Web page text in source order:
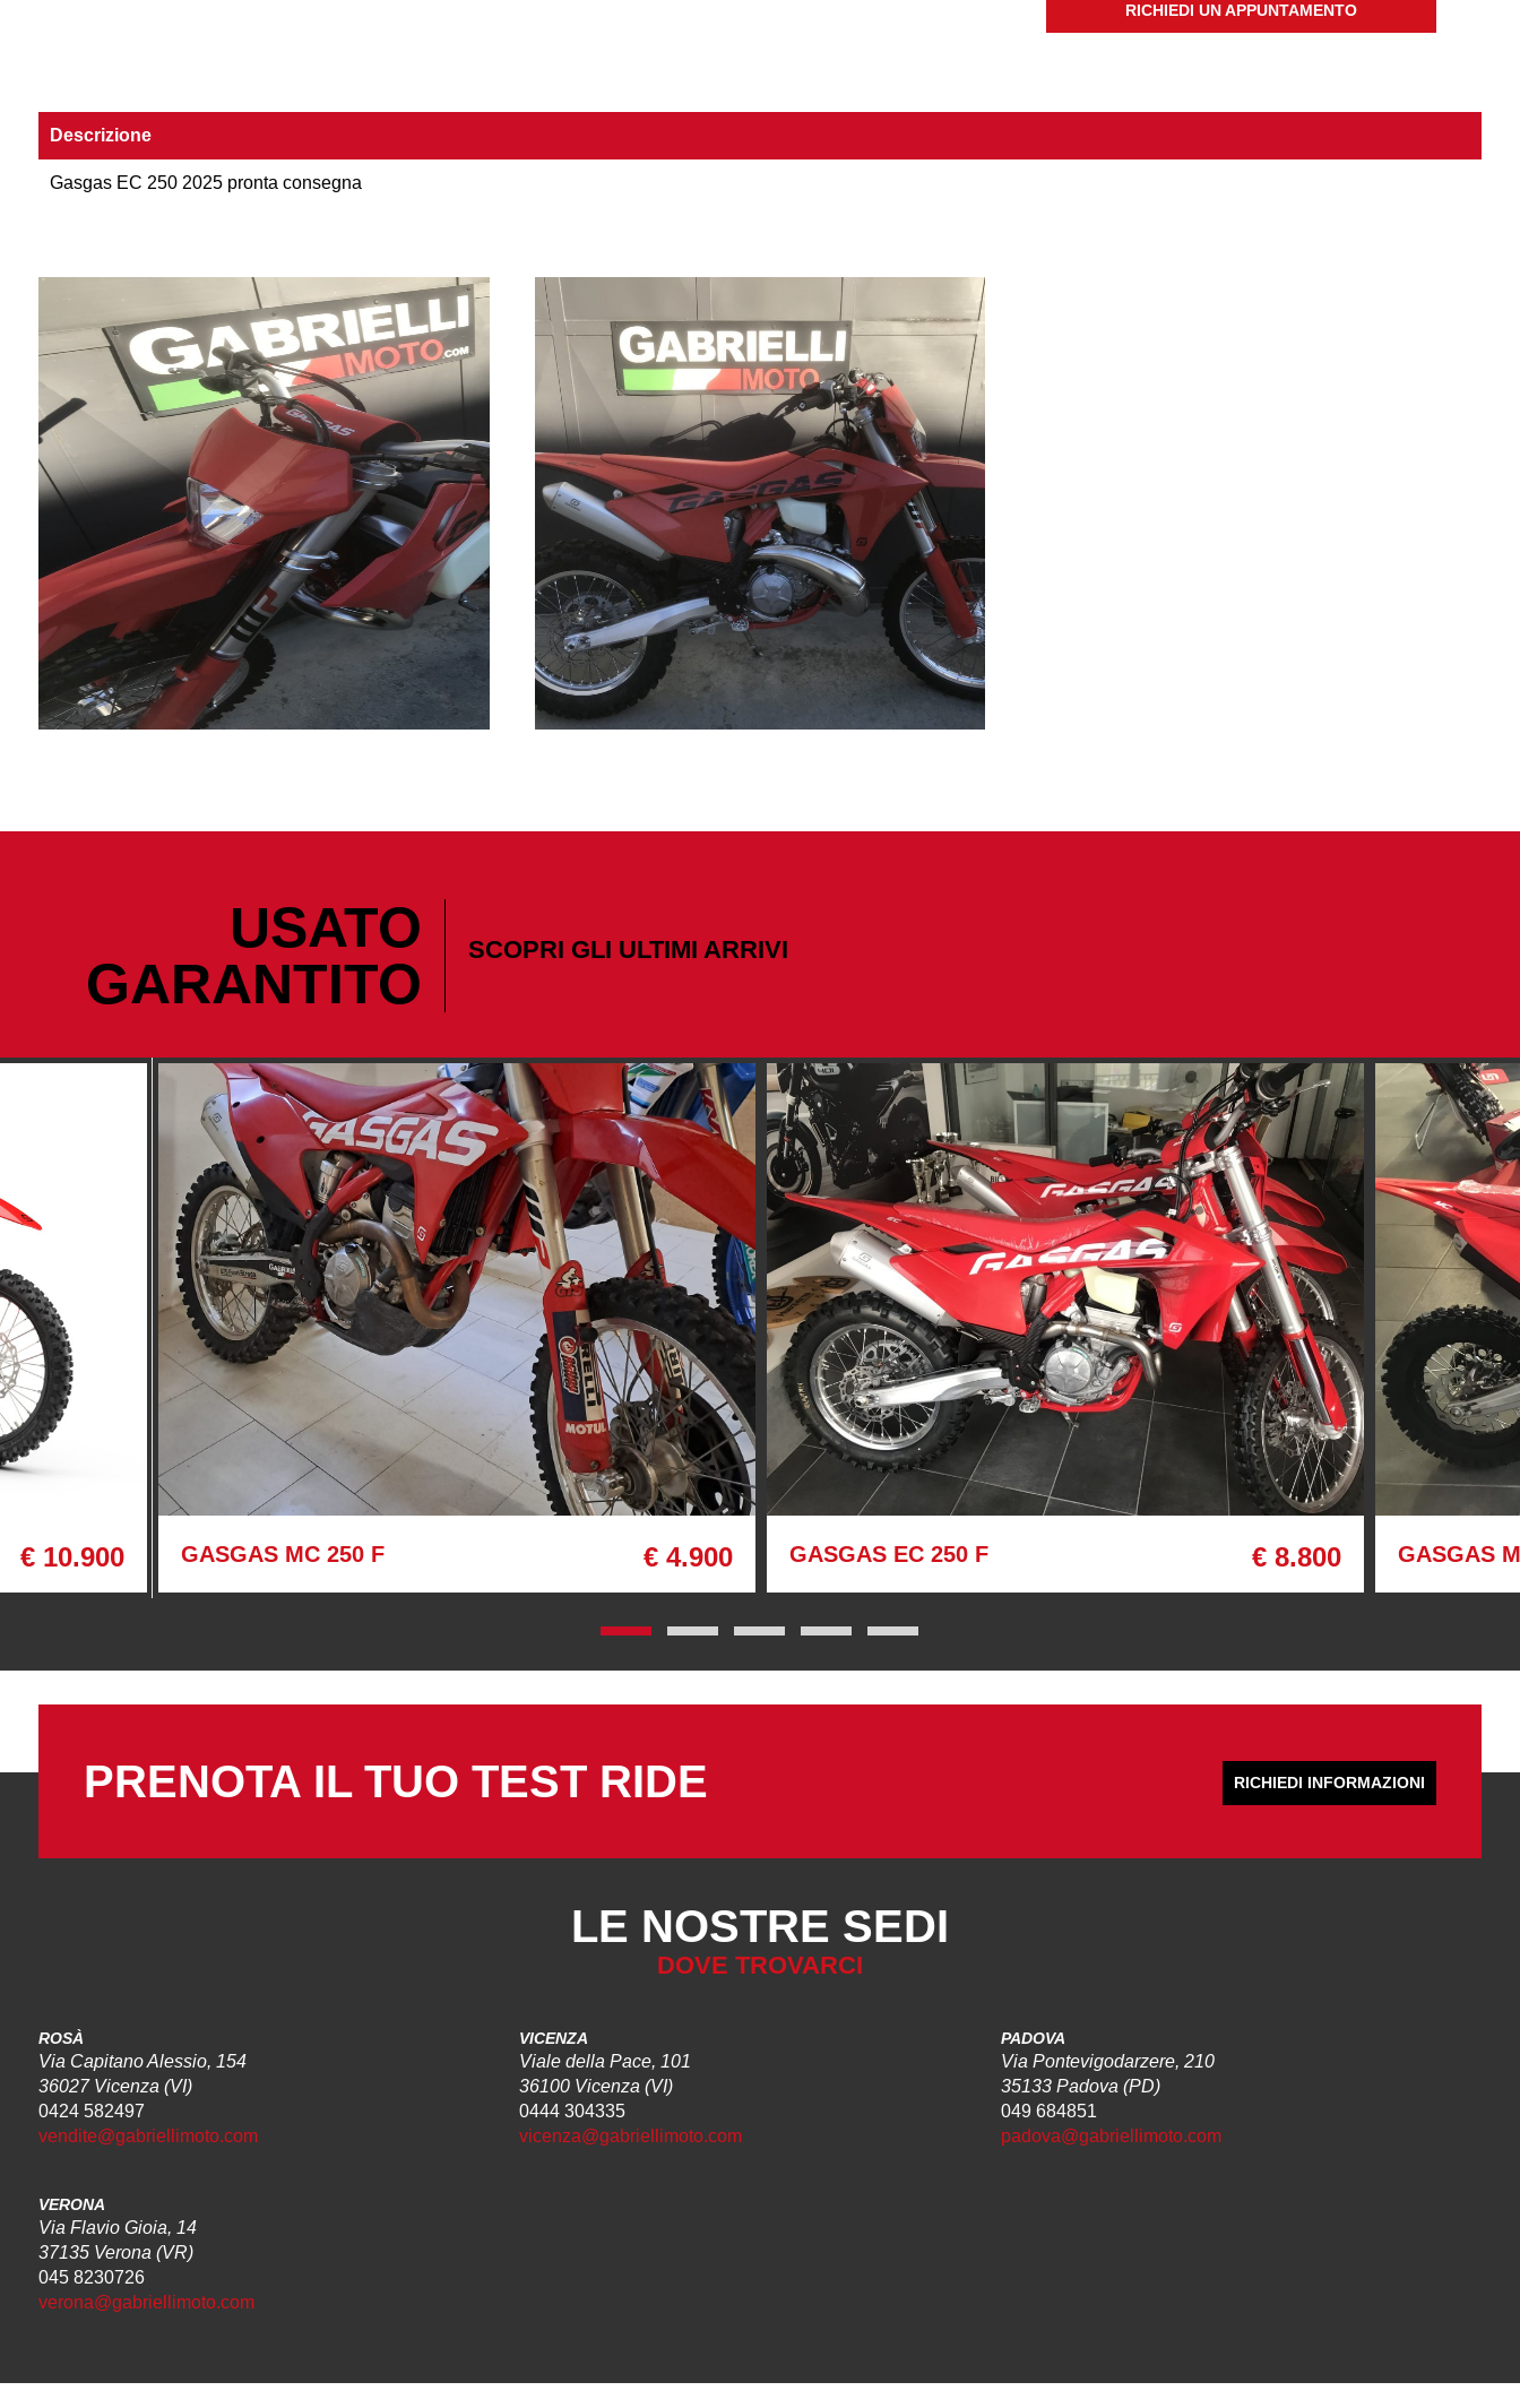
RICHIEDI UN APPUNTAMENTO
Descrizione
Gasgas EC 250 2025 pronta consegna
USATO
GARANTITO
SCOPRI GLI ULTIMI ARRIVI
€ 10.900 GASGAS MC 250 F € 4.900 GASGAS EC 250 F € 8.800 GASGAS
PRENOTA IL TUO TEST RIDE RICHIEDI INFORMAZIONI
LE NOSTRE SEDI
DOVE TROVARCI
ROSÀ
Via Capitano Alessio, 154
36027 Vicenza (VI)
0424 582497
vendite@gabriellimoto.com
VICENZA
Viale della Pace, 101
36100 Vicenza (VI)
0444 304335
vicenza@gabriellimoto.com
PADOVA
Via Pontevigodarzere, 210
35133 Padova (PD)
049 684851
padova@gabriellimoto.com
VERONA
Via Flavio Gioia, 14
37135 Verona (VR)
045 8230726
verona@gabriellimoto.com